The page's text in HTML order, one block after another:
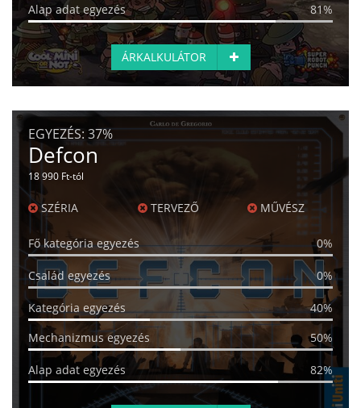
Alap adat egyezés 81%
ÁRKALKULÁTOR
EGYEZÉS: 37%
Defcon
18 990 Ft-tól
SZÉRIA TERVEZŐ MŰVÉSZ
Fő kategória egyezés 0%
Család egyezés 0%
Kategória egyezés
40%
Mechanizmus egyezés
50%
Alap adat egyezés 82%